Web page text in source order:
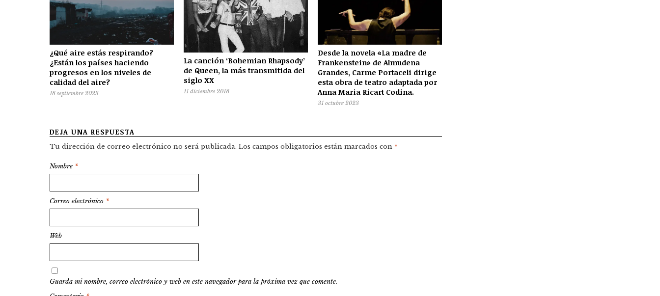
¿Qué aire estás respirando?
¿Están los países haciendo
progresos en los niveles de
calidad del aire?
18 septiembre 2023
La canción ‘Bohemian Rhapsody’
de Queen, la más transmitida del
siglo XX
11 diciembre 2018
Desde la novela «La madre de
Frankenstein» de Almudena
Grandes, Carme Portaceli dirige
esta obra de teatro adaptada por
Anna Maria Ricart Codina.
31 octubre 2023
DEJA UNA RESPUESTA
Tu dirección de correo electrónico no será publicada. Los campos obligatorios están marcados con *
Nombre *
Correo electrónico *
Web
Guarda mi nombre, correo electrónico y web en este navegador para la próxima vez que comente.